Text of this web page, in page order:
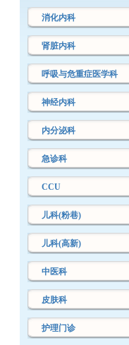
消化内科
肾脏内科
呼吸与危重症医学科
神经内科
内分泌科
急诊科
CCU
儿科(粉巷)
儿科(高新)
中医科
皮肤科
护理门诊